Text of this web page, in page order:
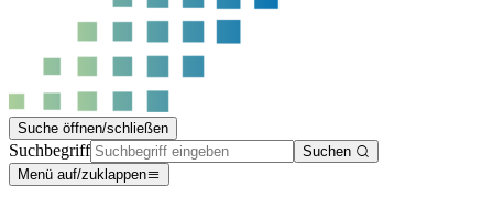
Suche öffnen/schließen
Suchbegriff
Suchen
Menü auf/zuklappen